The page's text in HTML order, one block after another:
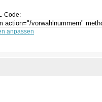
Code:
anpassen